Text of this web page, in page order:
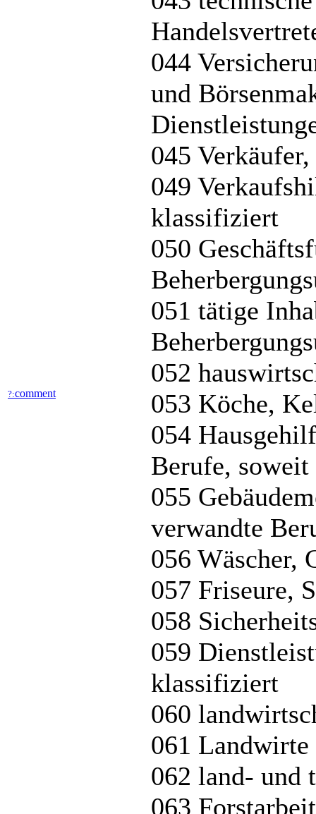
?:comment
044
und
045
049
klassifiziert
050
051 tätige
052
053 Köche,
054
Berufe,
055
verwandte
056 Wäscher,
057 Friseure,
058
059
klassifiziert
060
061
062 land- und
063